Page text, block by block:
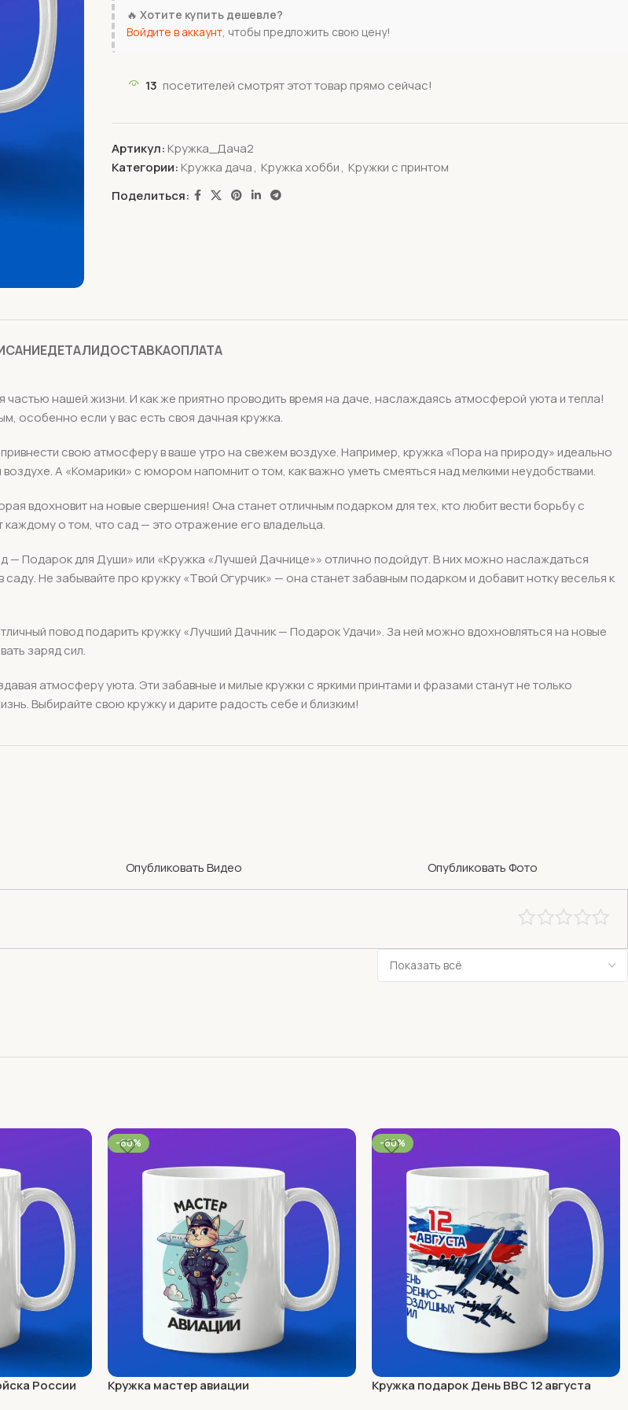
🔥 Хотите купить дешевле?
Войдите в аккаунт, чтобы предложить свою цену!
13 посетителей смотрят этот товар прямо сейчас!
Артикул: Кружка_Дача2
Категории: Кружка дача, Кружка хобби, Кружки с принтом
Поделиться:
ДЕТАЛИДОСТАВКАОПЛАТА
нашей жизни. И как же приятно проводить время на даче, наслаждаясь атмосферой уюта и тепла!
особенно если у вас есть своя дачная кружка.
свою атмосферу в ваше утро на свежем воздухе. Например, кружка «Пора на природу» идеально
А «Комарики» с юмором напомнит о том, как важно уметь смеяться над мелкими неудобствами.
вдохновит на новые свершения! Она станет отличным подарком для тех, кто любит вести борьбу с
о том, что сад — это отражение его владельца.
— Подарок для Души» или «Кружка «Лучшей Дачнице»» отлично подойдут. В них можно наслаждаться
Не забывайте про кружку «Твой Огурчик» — она станет забавным подарком и добавит нотку веселья к
повод подарить кружку «Лучший Дачник — Подарок Удачи». За ней можно вдохновляться на новые
заряд сил.
атмосферу уюта. Эти забавные и милые кружки с яркими принтами и фразами станут не только
Выбирайте свою кружку и дарите радость себе и близким!
Опубликовать Видео Опубликовать Фото
России
-60%
Кружка мастер авиации
-60%
Кружка подарок День ВВС 12 августа